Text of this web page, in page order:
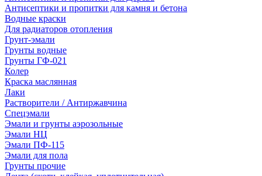
Антисептики и пропитки для камня и бетона
Водные краски
Для радиаторов отопления
Грунт-эмали
Грунты водные
Грунты ГФ-021
Колер
Краска маслянная
Лаки
Растворители / Антиржавчина
Спецэмали
Эмали и грунты аэрозольные
Эмали НЦ
Эмали ПФ-115
Эмали для пола
Грунты прочие